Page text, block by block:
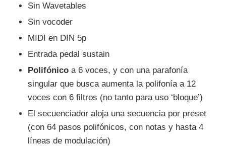
Sin Wavetables
Sin vocoder
MIDI en DIN 5p
Entrada pedal sustain
Polifónico a 6 voces, y con una parafonía
singular que busca aumenta la polifonía a 12
voces con 6 filtros (no tanto para uso ‘bloque’)
El secuenciador aloja una secuencia por preset
(con 64 pasos polifónicos, con notas y hasta 4
líneas de modulación)